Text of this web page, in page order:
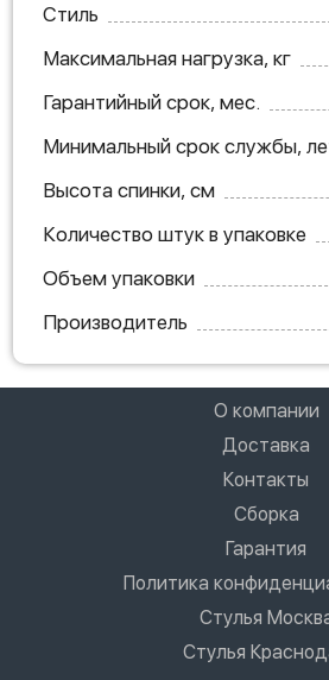
Стиль
Максимальная нагрузка, кг
Гарантийный срок, мес.
Минимальный срок службы,
Высота спинки, см
Количество штук в упаковке
Объем упаковки
Производитель
О компании
Доставка
Контакты
Сборка
Гарантия
Политика
Стулья
Стулья